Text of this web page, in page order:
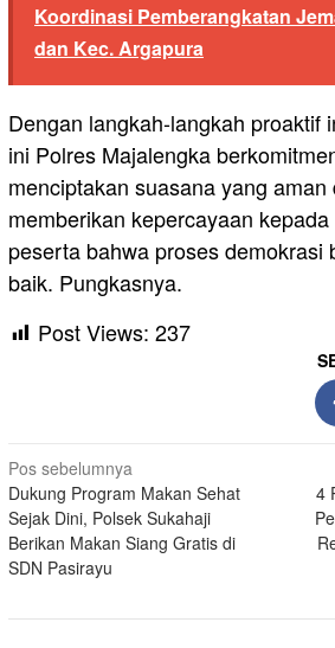
Koordinasi Pemberangkatan
dan Kec. Argapura
Dengan langkah-langkah proaktif
ini Polres Majalengka
menciptakan suasana yang aman
memberikan kepercayaan
peserta bahwa proses demokrasi
baik. Pungkasnya.
Post Views: 237
Navigasi
pos
Pos sebelumnya
Dukung Program Makan Sehat
Sejak Dini, Polsek Sukahaji
Berikan Makan Siang Gratis di
SDN Pasirayu
4